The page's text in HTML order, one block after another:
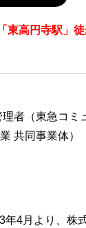
東高円寺駅」
者（東急コミ
共同事業体）
4月より、株